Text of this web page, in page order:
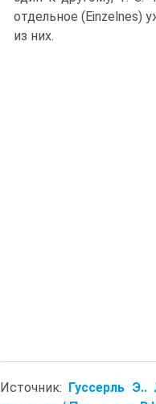
отдельное (Einzelnes)
из них.
Источник: Гуссерль